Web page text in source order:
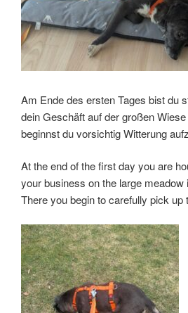
Am Ende des ersten Tages bist du
dein Geschäft auf der großen
beginnst du vorsichtig Witterung
At the end of the first day you are
your business on the large meadow
There you begin to carefully pick